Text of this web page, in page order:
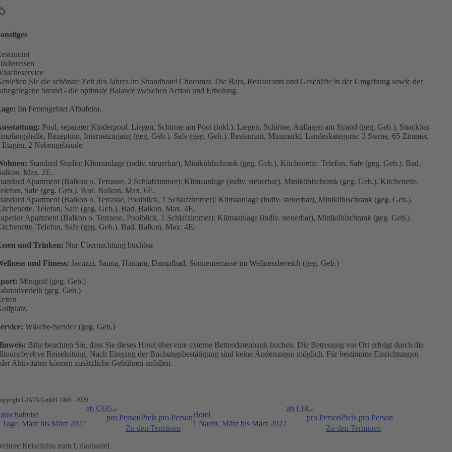
Sie die schönste Zeit des Jahres im Strandhotel Choromar. Die Bars, Restaurants und Geschäfte in der Umgebung sowie der
Strand - die optimale Balance zwischen Action und Erholung.
Im Feriengebiet Albufeira.
Pool, separater Kinderpool. Liegen, Schirme am Pool (inkl.), Liegen, Schirme, Auflagen am Strand (geg. Geb.), Snackbar.
Rezeption, Internetzugang (geg. Geb.), Safe (geg. Geb.). Restaurant, Minimarkt. Landeskategorie: 3 Sterne, 65 Zimmer,
Etagen, 2 Nebengebäude.
Standard Studio: Klimaanlage (indiv. steuerbar), Minikühlschrank (geg. Geb.). Kitchenette. Telefon, Safe (geg. Geb.). Bad.
Max. 2E.
Apartment (Balkon o. Terrasse, 2 Schlafzimmer): Klimaanlage (indiv. steuerbar), Minikühlschrank (geg. Geb.). Kitchenette.
Safe (geg. Geb.). Bad. Balkon. Max. 6E.
Apartment (Balkon o. Terrasse, Poolblick, 1 Schlafzimmer): Klimaanlage (indiv. steuerbar), Minikühlschrank (geg. Geb.).
Telefon, Safe (geg. Geb.). Bad. Balkon. Max. 4E.
Apartment (Balkon o. Terrasse, Poolblick, 1 Schlafzimmer): Klimaanlage (indiv. steuerbar), Minikühlschrank (geg. Geb.).
Telefon, Safe (geg. Geb.). Bad. Balkon. Max. 4E.
und Trinken: Nur Übernachtung buchbar
und Fitness: Jacuzzi, Sauna, Hamam, Dampfbad, Sonnenterrasse im Wellnessbereich (geg. Geb.)
Minigolf (geg. Geb.)
(geg. Geb.)
Wäsche-Service (geg. Geb.)
Bitte beachten Sie, dass Sie dieses Hotel über eine externe Bettendatenbank buchen. Die Betreuung vor Ort erfolgt durch die
byebye Reiseleitung. Nach Eingang der Buchungsbestätigung sind keine Änderungen möglich. Für bestimmte Einrichtungen
Aktivitäten können zusätzliche Gebühren anfallen.
GIATA GmbH 1996 - 2026
Tage, März bis März 2027
ab €335,-
pro PersonPreis pro Person
Zu den Terminen
Hotel
1 Nacht, März bis März 2027
ab €18,-
pro PersonPreis pro Person
Zu den Terminen
Reiseinfos zum Urlaubsziel